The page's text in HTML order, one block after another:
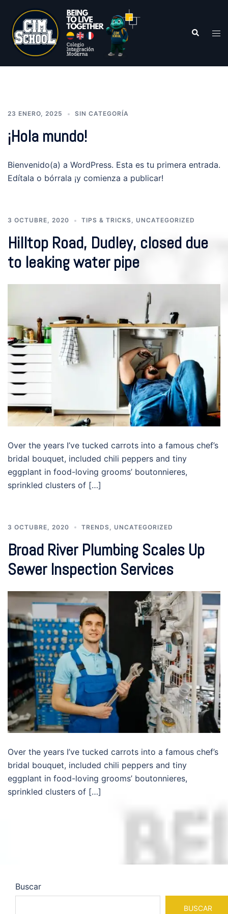
23 ENERO, 2025 SIN CATEGORÍA
¡Hola mundo!
Bienvenido(a) a WordPress. Esta es tu primera entrada.
Edítala o bórrala ¡y comienza a publicar!
3 OCTUBRE, 2020 TIPS & TRICKS, UNCATEGORIZED
Hilltop Road, Dudley, closed due
to leaking water pipe
Over the years I’ve tucked carrots into a famous chef’s
bridal bouquet, included chili peppers and tiny
eggplant in food-loving grooms’ boutonnieres,
sprinkled clusters of […]
3 OCTUBRE, 2020 TRENDS UNCATEGORIZED
Broad River Plumbing Scales Up
Sewer Inspection Services
Over the years I’ve tucked carrots into a famous chef’s
bridal bouquet, included chili peppers and tiny
eggplant in food-loving grooms’ boutonnieres,
sprinkled clusters of […]
Buscar
BUSCAR